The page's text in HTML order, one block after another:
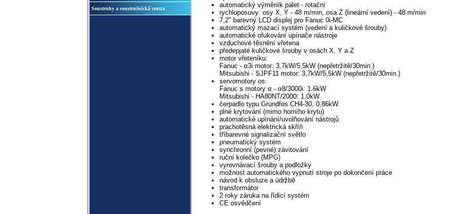
Soustruhy a soustružnická centra
automatický výměník palet - rotační
rychloposuvy: osy X, Y - 48 m/min, osa Z (lineární vedení) - 48 m/min
7,2" barevný LCD displej pro Fanuc 0i-MC
automatický mazací systém (vedení a kuličkové šrouby)
automatické ofukování upínače nástroje
vzduchové těsnění vřetena
předepjaté kuličkové šrouby v osách X, Y a Z
motor vřeteníku:
Fanuc - α3i motor: 3,7kW/5,5kW (nepřetržitě/30min.)
Mitsubishi - SJPF11 motor: 3,7kW/5,5kW (nepřetržitě/30min.)
servomotory os:
Fanuc s motory α - α8/3000i: 1.6kW
Mitsubishi - HA80NT/2000: 1,0kW
čerpadlo typu Grundfos CH4-30, 0,86kW
plné krytování (mimo horního krytu)
automatické upínání/uvolňování nástrojů
prachotěsná elektrická skříň
tříbarevné signalizační světlo
pneumatický systém
synchronní (pevné) závitování
ruční kolečko (MPG)
vyrovnávací šrouby a podložky
možnost automatického vypnutí stroje po dokončení práce
návod k obsluze a údržbě
transformátor
2 roky záruka na řídicí systém
CE osvědčení